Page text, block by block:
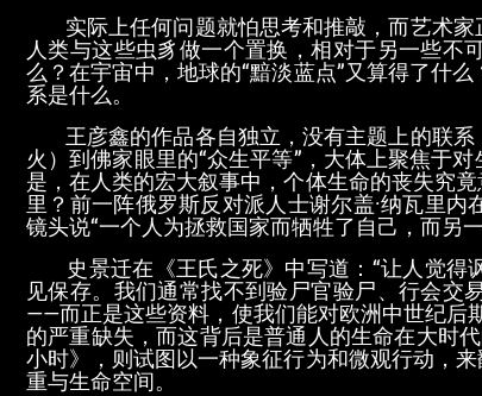
实际上任何问题就怕思考和推敲，而艺术家
人类与这些虫豸做一个置换，相对于另一些不
么？在宇宙中，地球的“黯淡蓝点”又算得了什
系是什么。
王彦鑫的作品各自独立，没有主题上的联系
火）到佛家眼里的“众生平等”，大体上聚焦于
是，在人类的宏大叙事中，个体生命的丧失究
里？前一阵俄罗斯反对派人士谢尔盖·纳瓦里
镜头说“一个人为拯救国家而牺牲了自己，而另
史景迁在《王氏之死》中写道：“让人觉得
见保存。我们通常找不到验尸官验尸、行会交
——而正是这些资料，使我们能对欧洲中世纪后
的严重缺失，而这背后是普通人的生命在大时
小时》，则试图以一种象征行为和微观行动，
重与生命空间。